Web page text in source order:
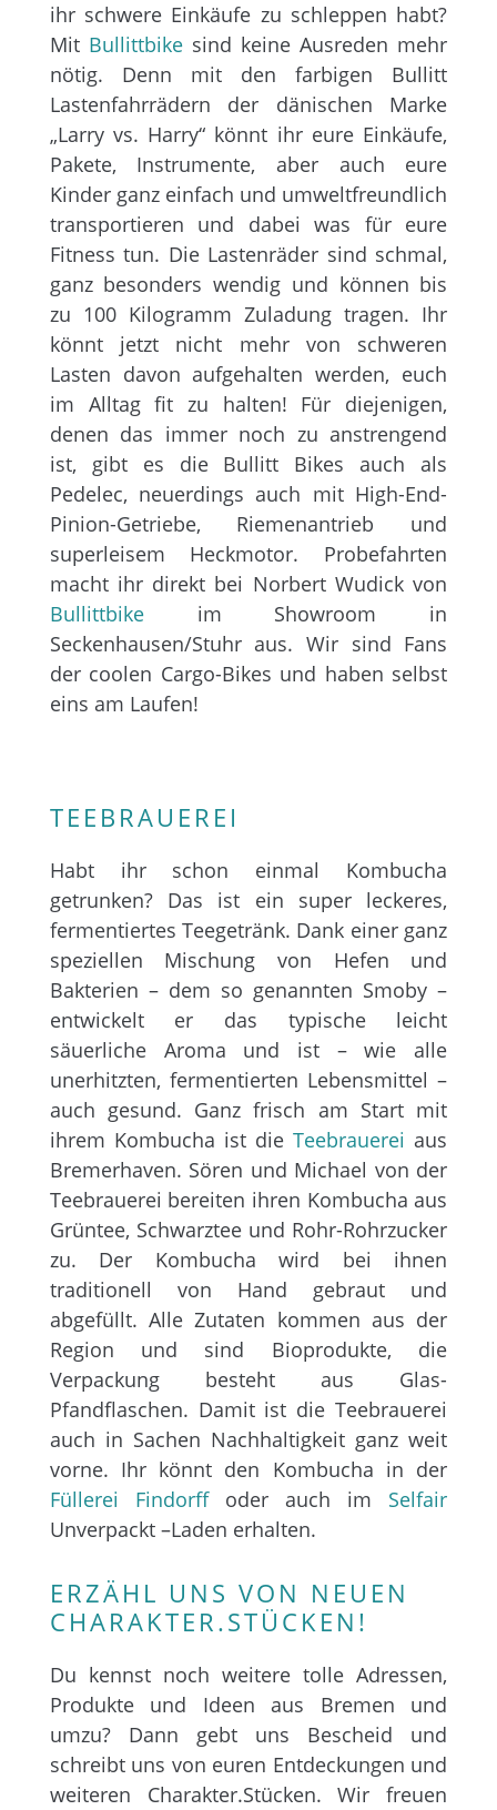
ihr schwere Einkäufe zu schleppen habt?
Mit Bullittbikesind keine Ausreden mehr
nötig. Denn mit den farbigen Bullitt
Lastenfahrrädern der dänischen Marke
„Larry vs. Harry“ könnt ihr eure Einkäufe,
Pakete, Instrumente, aber auch eure
Kinder ganz einfach und umweltfreundlich
transportieren und dabei was für eure
Fitness tun. Die Lastenräder sind schmal,
ganz besonders wendig und können bis
zu 100 Kilogramm Zuladung tragen. Ihr
könnt jetzt nicht mehr von schweren
Lasten davon aufgehalten werden, euch
im Alltag fit zu halten! Für diejenigen,
denen das immer noch zu anstrengend
ist, gibt es die Bullitt Bikes auch als
Pedelec, neuerdings auch mit High-End-
Pinion-Getriebe, Riemenantrieb und
superleisem Heckmotor. Probefahrten
macht ihr direkt bei Norbert Wudick von
Bullittbikeim Showroom in
Seckenhausen/Stuhr aus. Wir sind Fans
der coolen Cargo-Bikes und haben selbst
eins am Laufen!
TEEBRAUEREI
Habt ihr schon einmal Kombucha
getrunken? Das ist ein super leckeres,
fermentiertes Teegetränk. Dank einer ganz
speziellen Mischung von Hefen und
Bakterien – dem so genannten Smoby –
entwickelt er das typische leicht
säuerliche Aroma und ist – wie alle
unerhitzten, fermentierten Lebensmittel –
auch gesund. Ganz frisch am Start mit
ihrem Kombucha ist dieTeebrauerei aus
Bremerhaven. Sören und Michael von der
Teebrauerei bereiten ihren Kombucha aus
Grüntee, Schwarztee und Rohr-Rohrzucker
zu. Der Kombucha wird bei ihnen
traditionell von Hand gebraut und
abgefüllt. Alle Zutaten kommen aus der
Region und sind Bioprodukte, die
Verpackung besteht aus Glas-
Pfandflaschen. Damit ist die Teebrauerei
auch in Sachen Nachhaltigkeit ganz weit
vorne. Ihr könnt den Kombucha in der
Füllerei Findorffoder auch im Selfair
Unverpackt –Laden erhalten.
ERZÄHL UNS VON NEUEN
CHARAKTER.STÜCKEN!
Du kennst noch weitere tolle Adressen,
Produkte und Ideen aus Bremen und
umzu? Dann gebt uns Bescheid und
schreibt uns von euren Entdeckungen und
weiteren Charakter.Stücken. Wir freuen